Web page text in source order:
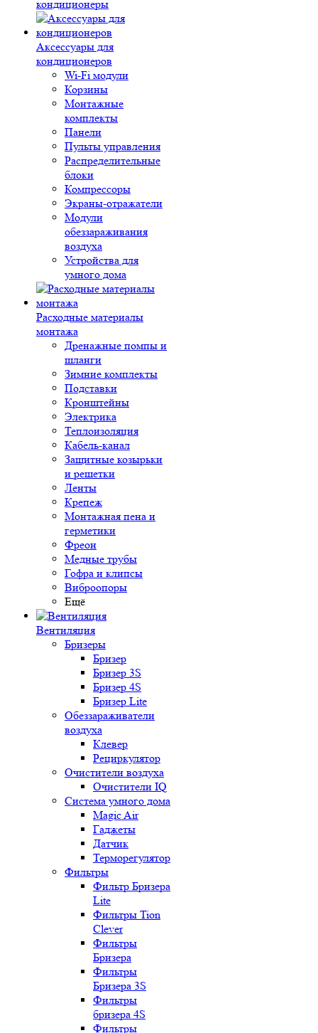
кондиционеры
Аксессуары для
кондиционеров
Wi-Fi модули
Корзины
Монтажные
комплекты
Панели
Пульты управления
Распределительные
блоки
Компрессоры
Экраны-отражатели
Модули
обеззараживания
воздуха
Устройства для
умного дома
Расходные материалы
монтажа
Дренажные помпы и
шланги
Зимние комплекты
Подставки
Кронштейны
Электрика
Теплоизоляция
Кабель-канал
Защитные козырьки
и решетки
Ленты
Крепеж
Монтажная пена и
герметики
Фреон
Медные трубы
Гофра и клипсы
Виброопоры
Ещё
Вентиляция
Бризеры
Бризер
Бризер 3S
Бризер 4S
Бризер Lite
Обеззараживатели
воздуха
Клевер
Рециркулятор
Очистители воздуха
Очистители IQ
Система умного дома
Magic Air
Гаджеты
Датчик
Терморегулятор
Фильтры
Фильтр Бризера
Lite
Фильтры Tion
Clever
Фильтры
Бризера
Фильтры
Бризера 3S
Фильтры
бризера 4S
Фильтры